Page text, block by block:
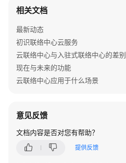
说
明
开
指
南
考
接
口
相关文档
最新动态
初识联络中心云服务
云联络中心与入驻式联络中心的差别
现在与未来的功能
云联络中心应用于什么场景
意见反馈
文档内容是否对您有帮助？
提供反馈